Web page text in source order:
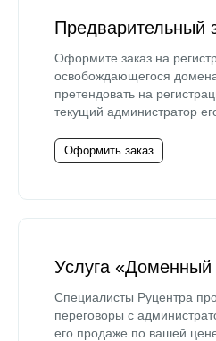
Предварительный
Оформите заказ на
освобождающегося
претендовать на
текущий администратор
Оформить заказ
Услуга «Доменный
Специалисты Руцентра
переговоры с
его продаже по вашей